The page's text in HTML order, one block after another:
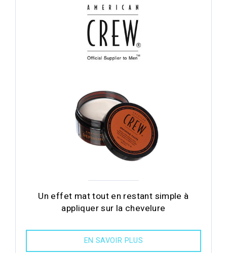
Un effet mat tout en restant simple à
appliquer sur la chevelure
EN SAVOIR PLUS